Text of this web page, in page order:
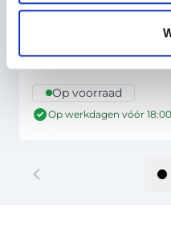
ongenummerd - 500
67,50V.a. 45,00Per
Op voorraad
Op werkdagen vóór